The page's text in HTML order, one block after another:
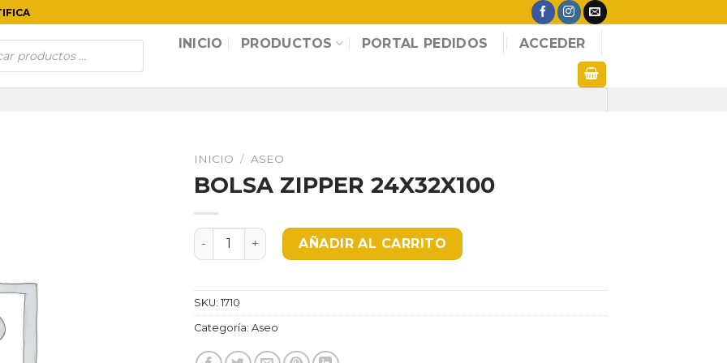
INICIO PRODUCTOS PORTAL PEDIDOS ACCEDER
INICIO / ASEO
BOLSA ZIPPER 24X32X100
BOLSA ZIPPER 24X32X100 cantidad
AÑADIR AL CARRITO
SKU: 1710
Categoría: Aseo